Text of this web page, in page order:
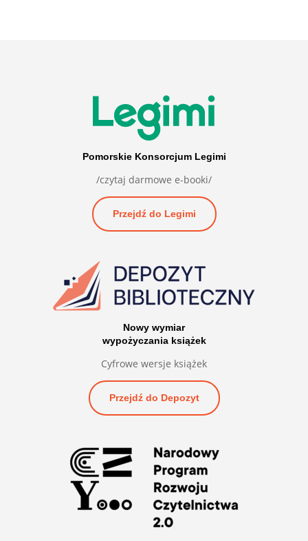
Pomorskie Konsorcjum Legimi
/czytaj darmowe e-booki/
Przejdź do Legimi
Nowy wymiar
wypożyczania książek
Cyfrowe wersje książek
Przejdź do Depozyt